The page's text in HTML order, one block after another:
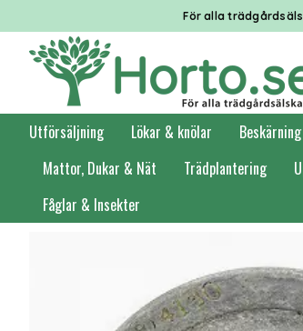
För alla
Utförsäljning Lökar & knölar
Mattor, Dukar & Nät
Trädplantering
Fåglar & Insekter
Förstasidan Trädgårdsredskap